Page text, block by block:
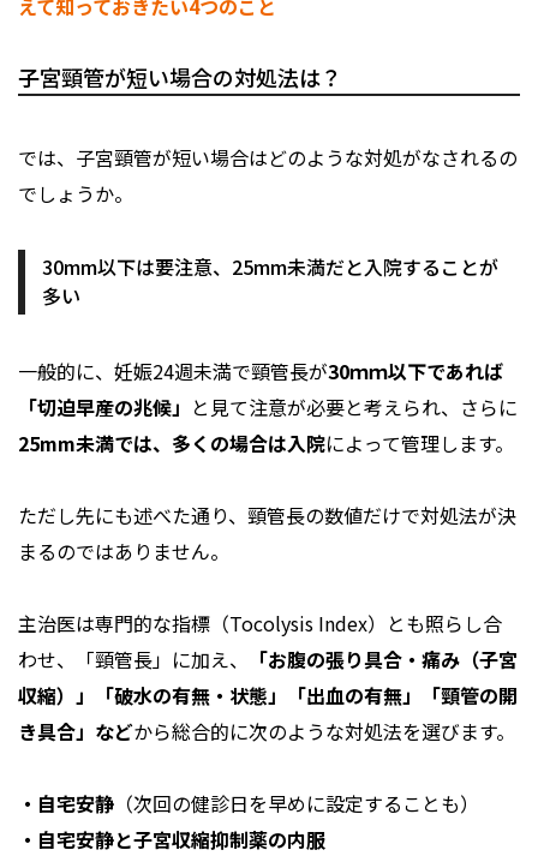
えて知っておきたい4つのこと
子宮頸管が短い場合の対処法は？
では、子宮頸管が短い場合はどのような対処がなされるの
でしょうか。
30mm以下は要注意、25mm未満だと入院することが
多い
一般的に、妊娠24週未満で頸管長が30ｍｍ以下であれば
「切迫早産の兆候」 と見て注意が必要と考えられ、さらに
25mm未満では、多くの場合は入院によって管理します。
ただし先にも述べた通り、頸管長の数値だけで対処法が決
まるのではありません。
主治医は専門的な指標（Tocolysis Index）とも照らし合
わせ、「頸管長」に加え、
「お腹の張り具合・痛み（子宮
収縮）」「破水の有無・状態」「出血の有無」「頸管の開
き具合」などから総合的に次のような対処法を選びます。
・自宅安静 （次回の健診日を早めに設定することも）
・自宅安静と子宮収縮抑制薬の内服